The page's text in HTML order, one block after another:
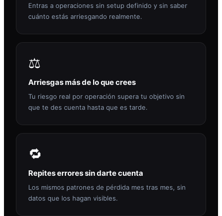
Entras a operaciones sin setup definido y sin saber
cuánto estás arriesgando realmente.
⚖️
Arriesgas más de lo que crees
Tu riesgo real por operación supera tu objetivo sin
que te des cuenta hasta que es tarde.
🔁
Repites errores sin darte cuenta
Los mismos patrones de pérdida mes tras mes, sin
datos que los hagan visibles.